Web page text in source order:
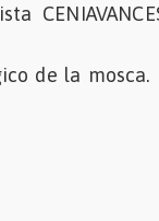
de la mosca.